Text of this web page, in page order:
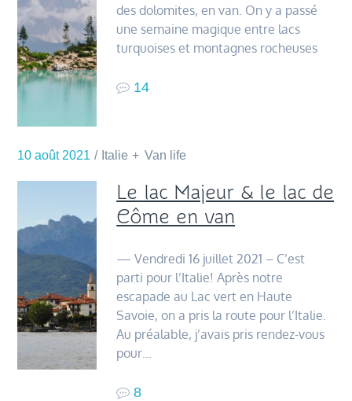
des dolomites, en van. On y a passé
une semaine magique entre lacs
turquoises et montagnes rocheuses
14
10 août 2021 Italie Van life
Le lac Majeur & le lac de
Côme en van
— Vendredi 16 juillet 2021 – C’est
parti pour l’Italie! Après notre
escapade au Lac vert en Haute
Savoie, on a pris la route pour l’Italie.
Au préalable, j’avais pris rendez-vous
pour…
8